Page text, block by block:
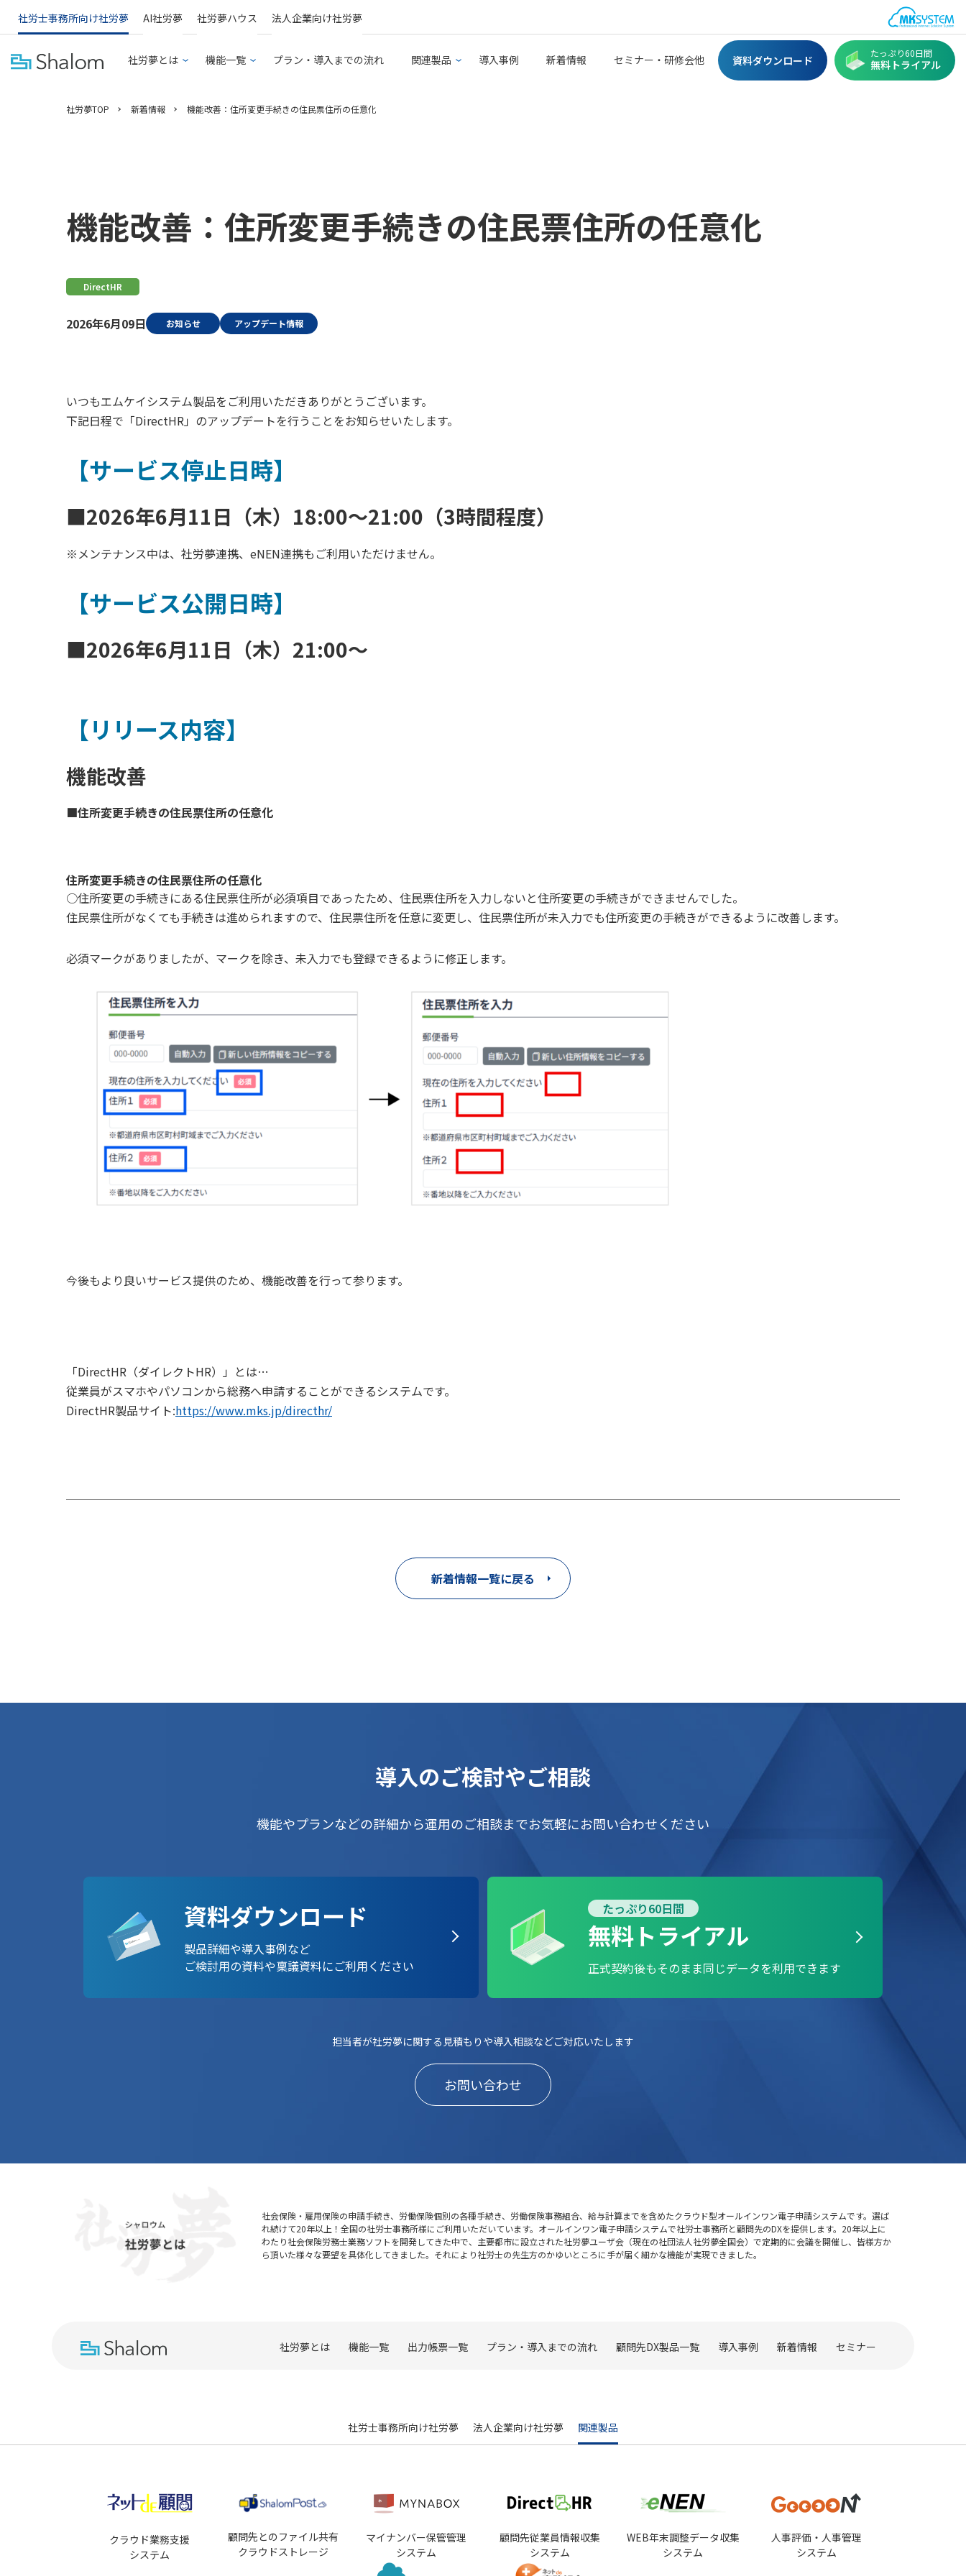
社労士事務所向け社労夢 AI社労夢 社労夢ハウス 法人企業向け社労夢
社労夢とは 機能一覧 プラン・導入までの流れ 関連製品 導入事例 新着情報 セミナー・研修会他 資料ダウンロード
たっぷり60日間
無料トライアル
社労夢TOP 新着情報 機能改善：住所変更手続きの住民票住所の任意化
機能改善：住所変更手続きの住民票住所の任意化
DirectHR
2026年6月09日 お知らせ アップデート情報
いつもエムケイシステム製品をご利用いただきありがとうございます。
下記日程で「DirectHR」のアップデートを行うことをお知らせいたします。
【サービス停止日時】
■2026年6月11日（木）18:00～21:00（3時間程度）
※メンテナンス中は、社労夢連携、eNEN連携もご利用いただけません。
【サービス公開日時】
■2026年6月11日（木）21:00～
【リリース内容】
機能改善
■住所変更手続きの住民票住所の任意化
住所変更手続きの住民票住所の任意化
○住所変更の手続きにある住民票住所が必須項目であったため、住民票住所を入力しないと住所変更の手続きができませんでした。
住民票住所がなくても手続きは進められますので、住民票住所を任意に変更し、住民票住所が未入力でも住所変更の手続きができるように改善します。
必須マークがありましたが、マークを除き、未入力でも登録できるように修正します。
今後もより良いサービス提供のため、機能改善を行って参ります。
「DirectHR（ダイレクトHR）」とは…
従業員がスマホやパソコンから総務へ申請することができるシステムです。
DirectHR製品サイト:https://www.mks.jp/directhr/
新着情報一覧に戻る
導入のご検討やご相談
機能やプランなどの詳細から運用のご相談までお気軽にお問い合わせください
資料ダウンロード
製品詳細や導入事例など
ご検討用の資料や稟議資料にご利用ください
たっぷり60日間
無料トライアル
正式契約後もそのまま同じデータを利用できます
担当者が社労夢に関する見積もりや導入相談などご対応いたします
お問い合わせ
社会保険・雇用保険の申請手続き、労働保険個別の各種手続き、労働保険事務組合、給与計算までを含めたクラウド型オールインワン電子申請システムです。選ば
れ続けて20年以上！全国の社労士事務所様にご利用いただいています。オールインワン電子申請システムで社労士事務所と顧問先のDXを提供します。20年以上に
わたり社会保険労務士業務ソフトを開発してきた中で、主要都市に設立された社労夢ユーザ会（現在の社団法人社労夢全国会）で定期的に会議を開催し、皆様方か
ら頂いた様々な要望を具体化してきました。それにより社労士の先生方のかゆいところに手が届く細かな機能が実現できました。
社労夢とは 機能一覧 出力帳票一覧 プラン・導入までの流れ 顧問先DX製品一覧 導入事例 新着情報 セミナー
社労士事務所向け社労夢 法人企業向け社労夢 関連製品
クラウド業務支援
システム
顧問先とのファイル共有
クラウドストレージ
マイナンバー保管管理
システム
顧問先従業員情報収集
システム
WEB年末調整データ収集
システム
人事評価・人事管理
システム